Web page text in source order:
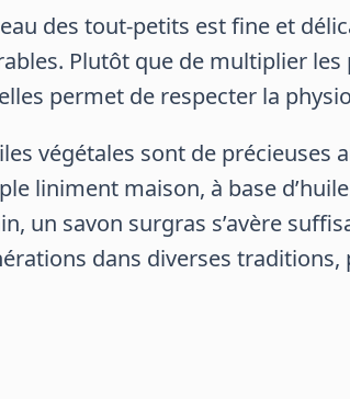
des tout-petits est fine et
Plutôt que de multiplier
permet de respecter la
végétales sont de précieuses
liniment maison, à base
un savon surgras s’avère
dans diverses